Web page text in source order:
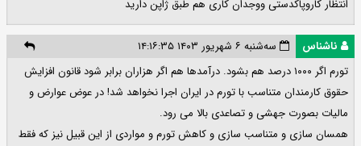
انتظار کاروپاکدستی ووجدان کاری هم طبق ژاپن دارید
ناشناس
سه‌شنبه ۶ شهریور ۱۴۰۳ ۱۴:۱۶:۳۵
تورم اگر ۱۰۰۰ درصد هم بشود‌. درآمدها هم اگر هزاران برابر شود قانون افزایش
حقوق کارمندان متناسب با تورم در ایران اجرا نخواهد شد! در عوض عوارض و
مالیات بصورت جهشی و تصاعدی بالا می رود.
همسان سازی و متناسب سازی و کاهش تورم و مواردی از این قبیل نیز که فقط